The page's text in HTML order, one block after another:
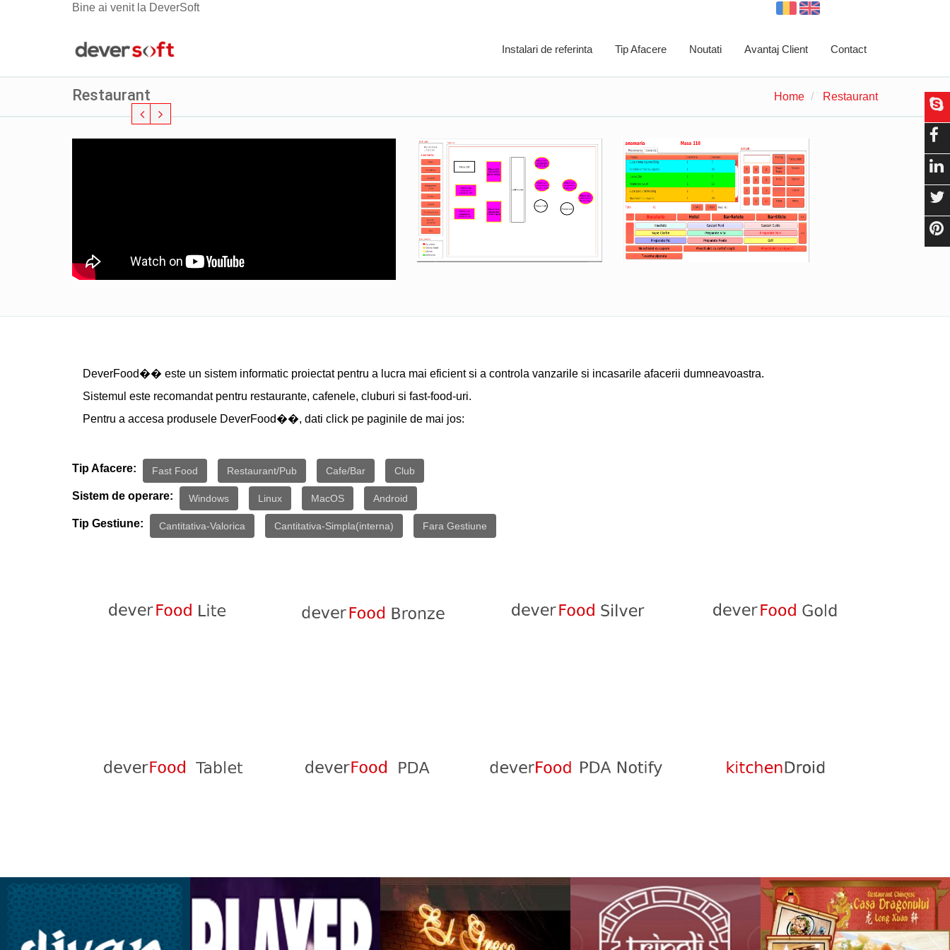
Bine ai venit la DeverSoft
Instalari de referinta Tip Afacere Noutati Avantaj Client Contact
Restaurant Home Restaurant
DeverFood�� este un sistem informatic proiectat pentru a lucra mai eficient si a controla vanzarile si incasarile afacerii dumneavoastra.
Sistemul este recomandat pentru restaurante, cafenele, cluburi si fast-food-uri.
Pentru a accesa produsele DeverFood��, dati click pe paginile de mai jos:
Tip Afacere: Fast Food Restaurant/Pub Cafe/Bar Club
Sistem de operare: Windows Linux MacOS Android
Tip Gestiune: Cantitativa-Valorica Cantitativa-Simpla(interna) Fara Gestiune